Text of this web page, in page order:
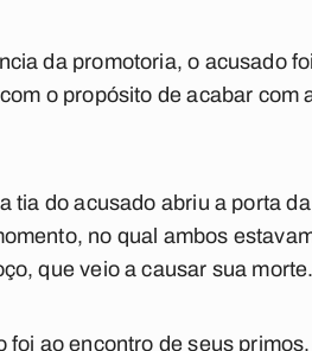
da promotoria, o acusado
o propósito de acabar
tia do acusado abriu a porta
no qual ambos
que veio a causar sua morte.
foi ao encontro de seus